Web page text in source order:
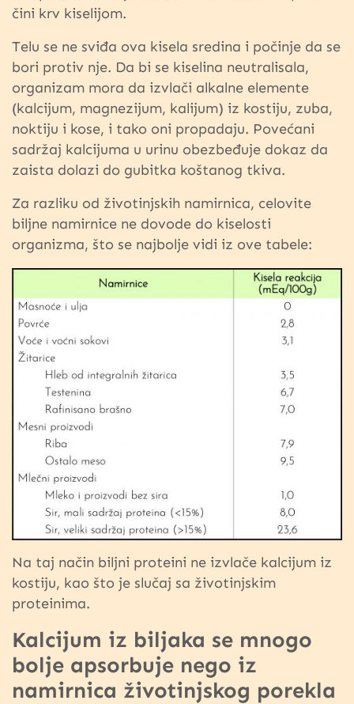
čini krv kiselijom.
Telu se ne sviđa ova kisela sredina i počinje da se
bori protiv nje. Da bi se kiselina neutralisala,
organizam mora da izvlači alkalne elemente
(kalcijum, magnezijum, kalijum) iz kostiju, zuba,
noktiju i kose, i tako oni propadaju. Povećani
sadržaj kalcijuma u urinu obezbeđuje dokaz da
zaista dolazi do gubitka koštanog tkiva.
Za razliku od životinjskih namirnica, celovite
biljne namirnice ne dovode do kiselosti
organizma, što se najbolje vidi iz ove tabele:
Na taj način biljni proteini ne izvlače kalcijum iz
kostiju, kao što je slučaj sa životinjskim
proteinima.
Kalcijum iz biljaka se mnogo
bolje apsorbuje nego iz
namirnica životinjskog porekla